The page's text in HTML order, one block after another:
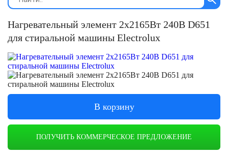
240В D651 для стиральной машины Electrolux
Нагревательный элемент 2х2165Вт 240В D651
для стиральной машины Electrolux
В корзину
ПОЛУЧИТЬ КОММЕРЧЕСКОЕ ПРЕДЛОЖЕНИЕ